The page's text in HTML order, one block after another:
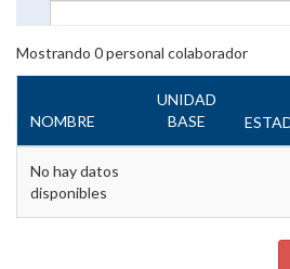
Mostrando 0personal colaborador
NOMBRE
UNIDAD
BASE
No hay datos
disponibles